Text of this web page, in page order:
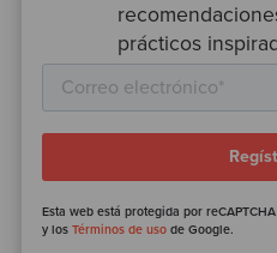
prácticos
Esta web está protegida por
y losTérminos de uso de Google.